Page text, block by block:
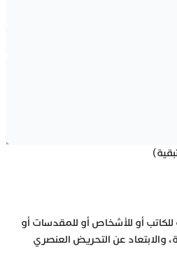
أو للأشخاص أو للمقدسات أو
والابتعاد عن التحريض العنصري